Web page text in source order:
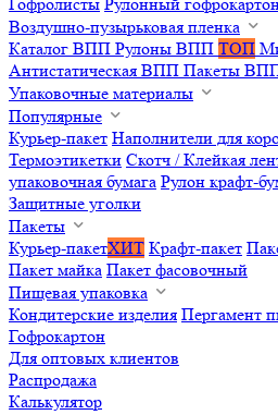
Гофролисты Рулонный
Воздушно-пузырьковая пленка
Каталог ВПП Рулоны ВПП ТОП
Антистатическая ВПП Пакеты
Упаковочные материалы
Популярные
Курьер-пакет Наполнители для
Термоэтикетки Скотч / Клейкая
упаковочная бумага Рулон крафт-
Защитные уголки
Пакеты
Курьер-пакетХИТ Крафт-пакет
Пакет майка Пакет фасовочный
Пищевая упаковка
Кондитерские изделия Пергамент
Гофрокартон
Для оптовых клиентов
Распродажа
Калькулятор